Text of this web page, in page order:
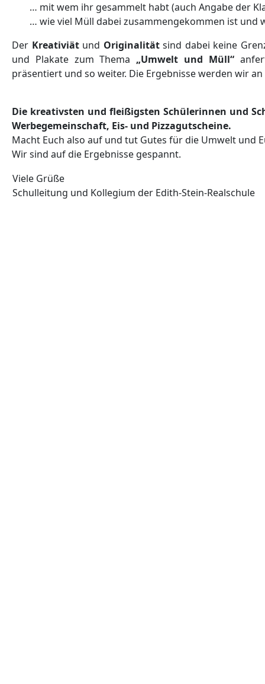
… mit wem ihr gesammelt habt (auch Angabe der
… wie viel Müll dabei zusammengekommen ist und
Der Kreativiätund Originalitätsind dabei keine
und Plakate zum Thema „Umwelt und Müll“
präsentiert und so weiter. Die Ergebnisse werden wir
Die kreativsten und fleißigsten Schülerinnen und
Werbegemeinschaft, Eis- und Pizzagutscheine.
Macht Euch also auf und tut Gutes für die Umwelt und
Wir sind auf die Ergebnisse gespannt.
Viele Grüße
Schulleitung und Kollegium der Edith-Stein-Realschule